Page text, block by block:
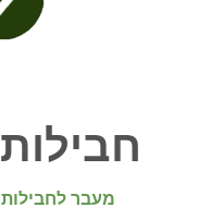
חבילות
מעבר לחבילות